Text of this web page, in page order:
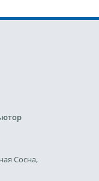
Сосна,